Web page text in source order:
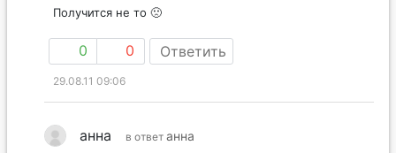
Получится не то 🙁
0 0 Ответить
29.08.11 09:06
анна в ответ анна